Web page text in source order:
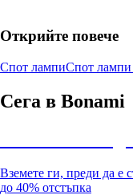
Открийте повече
Спот лампиСпот лампи
Сега в Bonami
Вземете ги, преди да е
до 40% отстъпка